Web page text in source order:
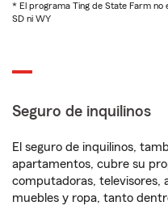
* El programa Ting de State Farm no
SD ni WY
Seguro de inquilinos
El seguro de inquilinos,
apartamentos, cubre su
computadoras, televisores,
muebles y ropa, tanto